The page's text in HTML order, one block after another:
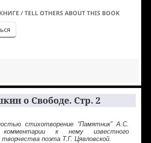
/ TELL OTHERS ABOUT THIS BOOK
о Свободе. Стр. 2
стихотворение “Памятник” А.С.
к нему известного
творчества поэта Т.Г. Цявловской.